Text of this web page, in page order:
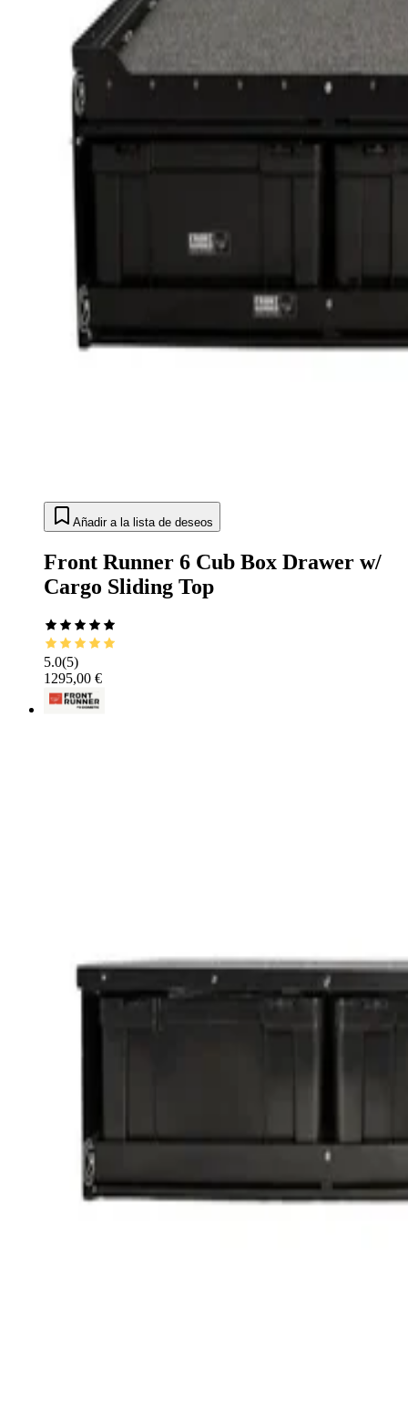
Añadir a la lista de deseos
Front Runner 6 Cub Box Drawer w/
Cargo Sliding Top
5.0(5)
1295,00 €